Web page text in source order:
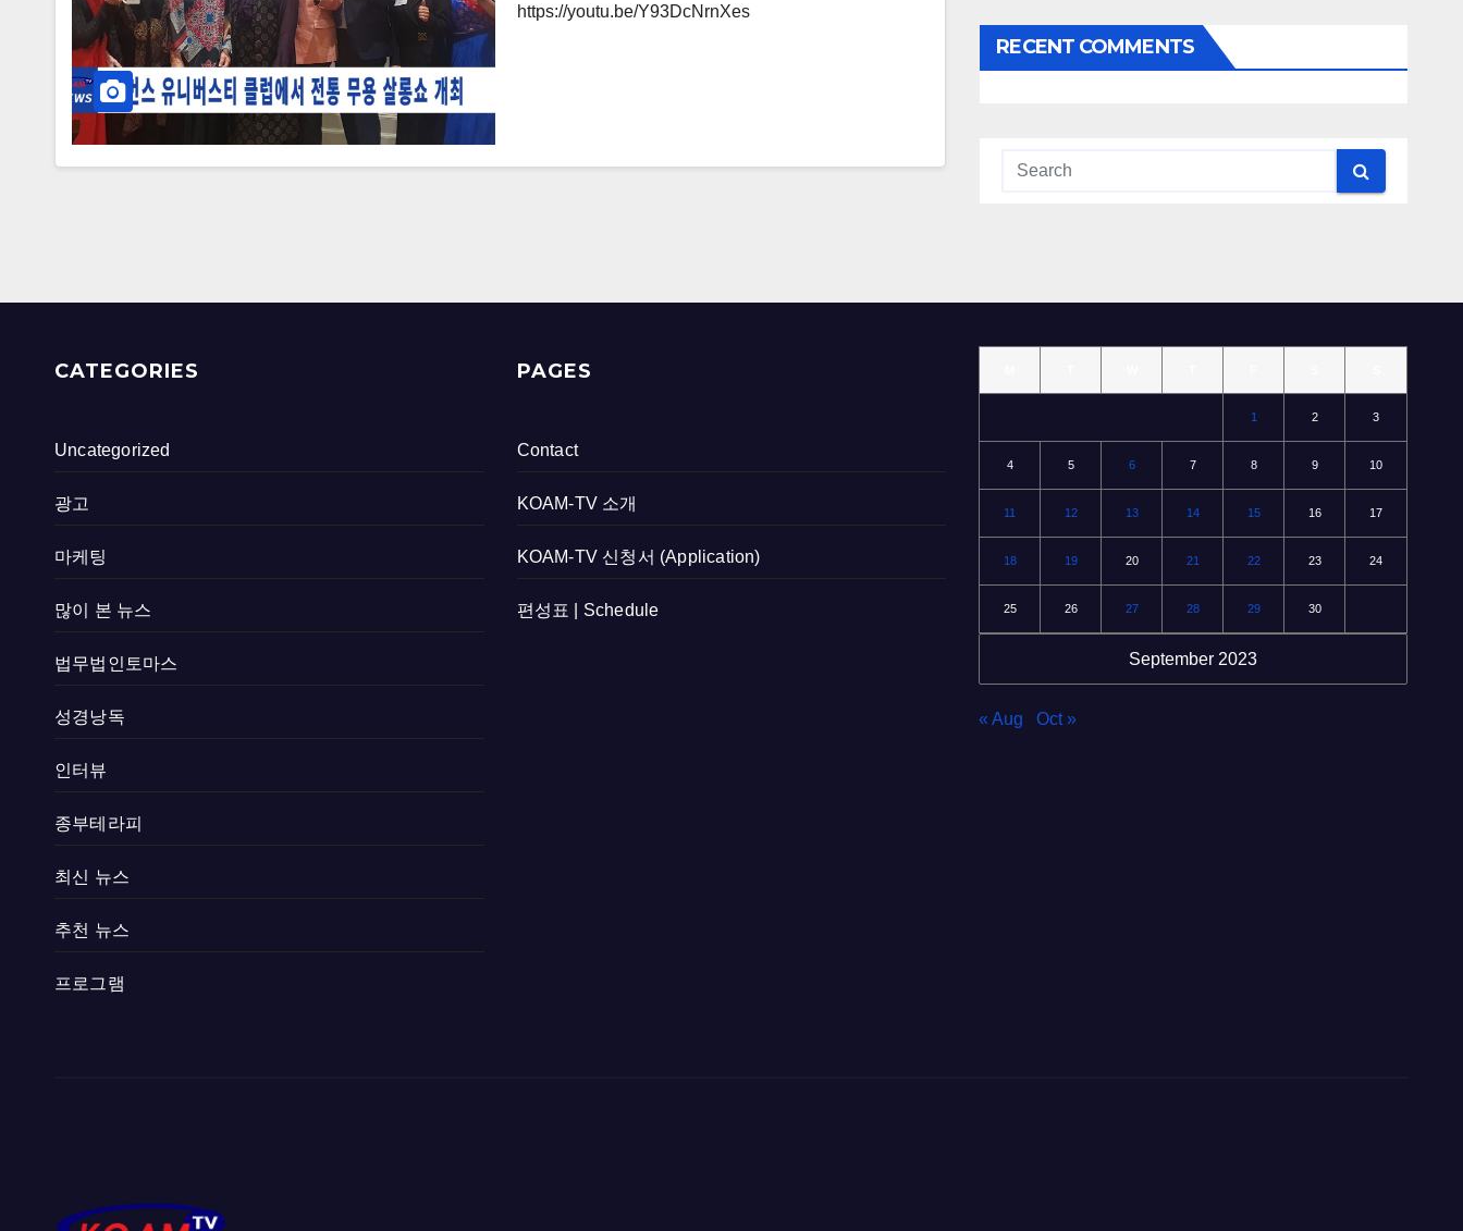
https://youtu.be/Y93DcNrnXes
RECENT COMMENTS
CATEGORIES
Uncategorized
광고
마케팅
많이 본 뉴스
법무법인토마스
성경낭독
인터뷰
종부테라피
최신 뉴스
추천 뉴스
프로그램
PAGES
Contact
KOAM-TV 소개
KOAM-TV 신청서 (Application)
편성표 | Schedule
September 2023
1 2 3
4 5 6 7 8 9 10
11 12 13 14 15 16 17
18 19 20 21 22 23 24
25 26 27 28 29 30
« Aug Oct »